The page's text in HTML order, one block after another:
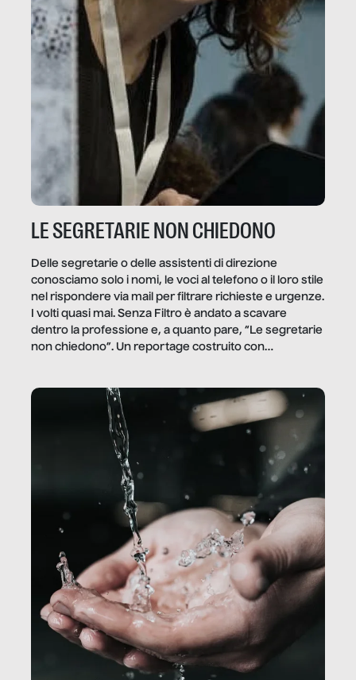
LE SEGRETARIE NON CHIEDONO
Delle segretarie o delle assistenti di direzione
conosciamo solo i nomi, le voci al telefono o il loro stile
nel rispondere via mail per filtrare richieste e urgenze.
I volti quasi mai. Senza Filtro è andato a scavare
dentro la professione e, a quanto pare, “Le segretarie
non chiedono”. Un reportage costruito con